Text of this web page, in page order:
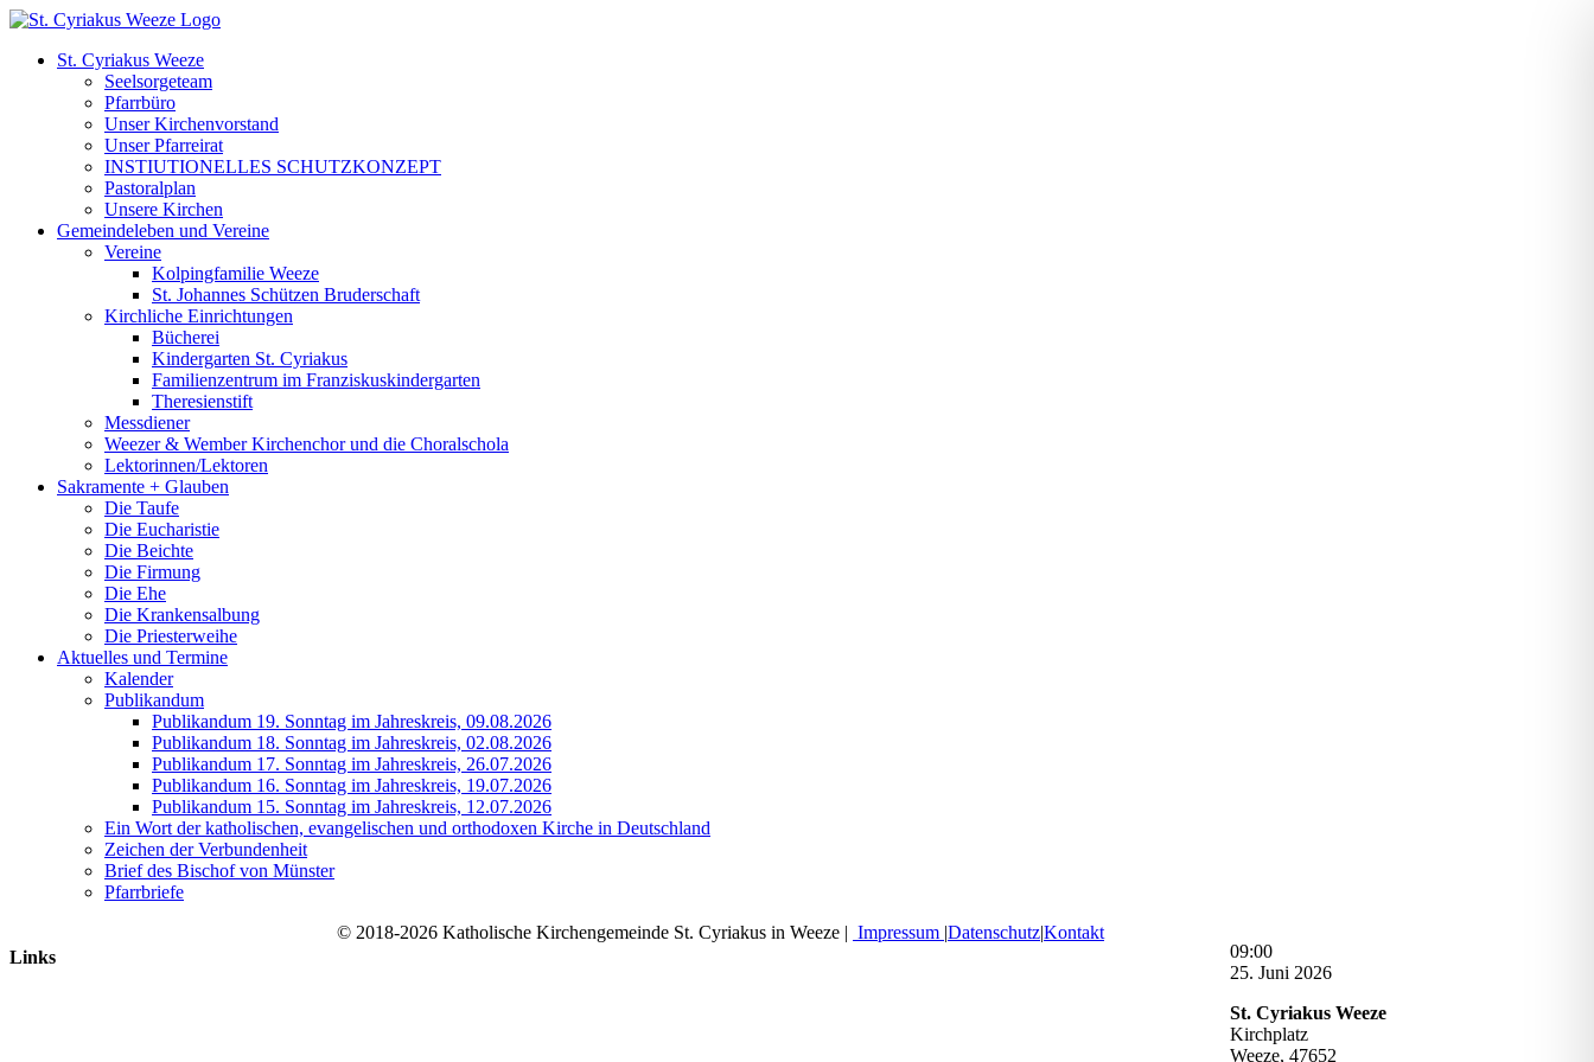
Zum
springenSt. Cyriakus Weeze
Seelsorgeteam
Pfarrbüro
Unser Kirchenvorstand
Unser Pfarreirat
INSTIUTIONELLES SCHUTZKONZEPT
Pastoralplan
Unsere Kirchen
Gemeindeleben und Vereine
Vereine
Kolpingfamilie Weeze
St. Johannes Schützen Bruderschaft
Kirchliche Einrichtungen
Bücherei
Kindergarten St. Cyriakus
Familienzentrum im Franziskuskindergarten
Theresienstift
Messdiener
Weezer & Wember Kirchenchor und die Choralschola
Lektorinnen/Lektoren
Sakramente + Glauben
Die Taufe
Die Eucharistie
Die Beichte
Die Firmung
Die Ehe
Die Krankensalbung
Die Priesterweihe
Aktuelles und Termine
Kalender
Publikandum
Publikandum 19. Sonntag im Jahreskreis, 09.08.2026
Publikandum 18. Sonntag im Jahreskreis, 02.08.2026
Publikandum 17. Sonntag im Jahreskreis, 26.07.2026
Publikandum 16. Sonntag im Jahreskreis, 19.07.2026
Publikandum 15. Sonntag im Jahreskreis, 12.07.2026
Ein Wort der katholischen, evangelischen und orthodoxen Kirche in Deutschland
Zeichen der Verbundenheit
Brief des Bischof von Münster
Pfarrbriefe
St.
Cyriakus:
09:00
25. Juni 2026
St. Cyriakus Weeze
Kirchplatz
Weeze, 47652
Links
© 2018-2026 Katholische Kirchengemeinde St. Cyriakus in Weeze | Impressum |Datenschutz|Kontakt